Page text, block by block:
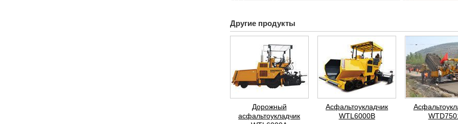
Другие продукты
Дорожный
асфальтоукладчик
Асфальтоукладчик
WTL6000B